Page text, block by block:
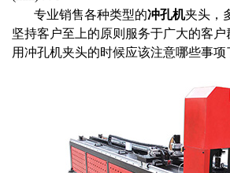
专业销售各种类型的冲孔机夹头，
坚持客户至上的原则服务于广大的客
用冲孔机夹头的时候应该注意哪些事项